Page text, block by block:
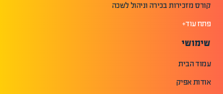
קורס מזכירות בכירה וניהול לשכה
פתח עוד+
שימושי
עמוד הבית
אודות אפיק